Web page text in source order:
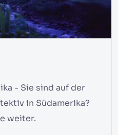
- Sie sind auf der
in Südamerika?
weiter.